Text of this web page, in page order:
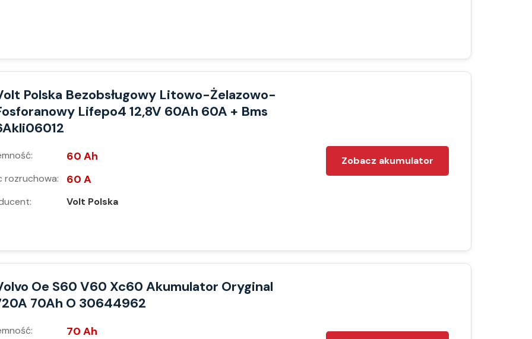
Polska Bezobsługowy Litowo-Żelazowo-
Lifepo4 12,8V 60Ah 60A + Bms
60 Ah
rozruchowa: 60 A
Volt Polska
Zobacz akumulator
Oe S60 V60 Xc60 Akumulator Oryginal
70Ah O 30644962
70 Ah